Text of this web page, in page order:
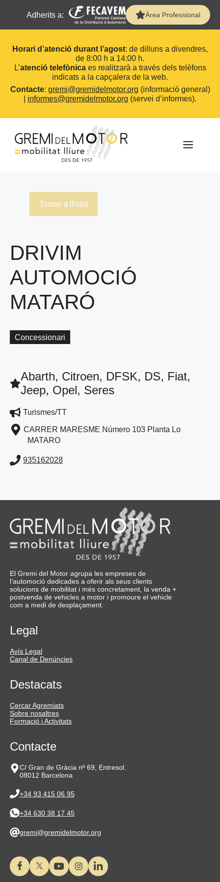
Adherits a: Àrea Professional
Horari d’atenció durant l’agost: de dilluns a divendres,
de 8:00 h a 14:00 h.
L’atenció telefònicaes realitzarà a través dels telèfons
indicats a la capçalera de la web.
Contacte: gremi@gremidelmotor.org (informació general)
informes@gremidelmotor.org (servei d’informes).
contingut
Tornar a llistat
DRIVIM
AUTOMOCIÓ
MATARÓ
Concessionari
Abarth, Citroen, DFSK, DS, Fiat,
Jeep, Opel, Seres
Turismes/TT
CARRER MARESME Número 103 Planta Lo
MATARO
935162028
El Gremi del Motor agrupa les empreses de
l’automoció dedicades a oferir als seus clients
solucions de mobilitat i més concretament, la venda +
postvenda de vehicles a motor i promoure el vehicle
com a medi de desplaçament.
Legal
Avís Legal
Canal de Denúncies
Destacats
Cercar Agremiats
Sobre nosaltres
Formació i Activitats
Contacte
C/ Gran de Gràcia nº 69, Entresol.
08012 Barcelona
+34 93 415 06 95
+34 630 38 17 45
gremi@gremidelmotor.org